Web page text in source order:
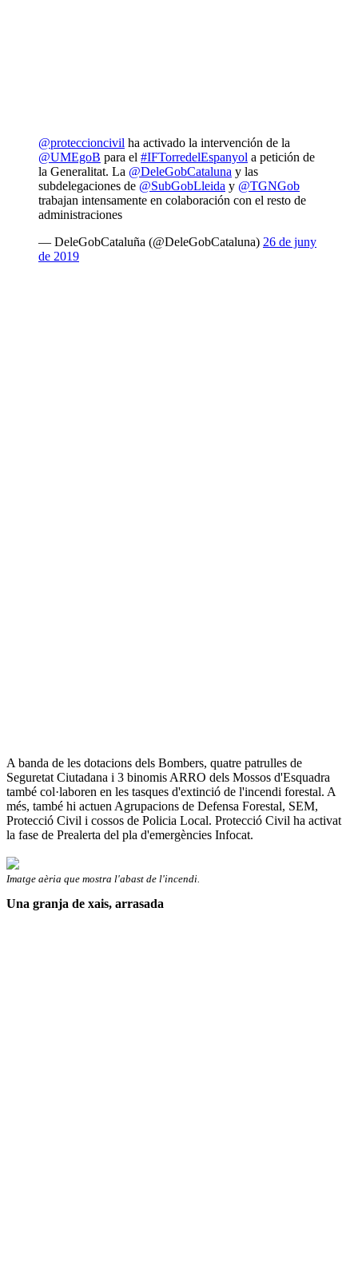
@proteccioncivil ha activado la intervención de la
@UMEgoB para el #IFTorredelEspanyol a petición de
la Generalitat. La @DeleGobCataluna y las
subdelegaciones de @SubGobLleida y @TGNGob
trabajan intensamente en colaboración con el resto de
administraciones
— DeleGobCataluña (@DeleGobCataluna) 26 de juny
de 2019
A banda de les dotacions dels Bombers, quatre patrulles de
Seguretat Ciutadana i 3 binomis ARRO dels Mossos d'Esquadra
també col·laboren en les tasques d'extinció de l'incendi forestal. A
més, també hi actuen Agrupacions de Defensa Forestal, SEM,
Protecció Civil i cossos de Policia Local. Protecció Civil ha activat
la fase de Prealerta del pla d'emergències Infocat.
Imatge aèria que mostra l'abast de l'incendi.
Una granja de xais, arrasada